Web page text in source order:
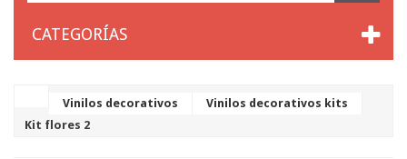
CATEGORÍAS
Vinilos decorativos
Vinilos decorativos kits
Kit flores 2